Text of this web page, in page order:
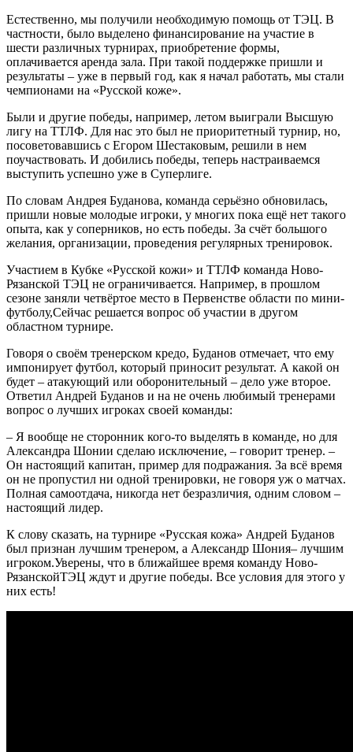
Естественно, мы получили необходимую помощь от ТЭЦ. В
частности, было выделено финансирование на участие в
шести различных турнирах, приобретение формы,
оплачивается аренда зала. При такой поддержке пришли и
результаты – уже в первый год, как я начал работать, мы стали
чемпионами на «Русской коже».
Были и другие победы, например, летом выиграли Высшую
лигу на ТТЛФ. Для нас это был не приоритетный турнир, но,
посоветовавшись с Егором Шестаковым, решили в нем
поучаствовать. И добились победы, теперь настраиваемся
выступить успешно уже в Суперлиге.
По словам Андрея Буданова, команда серьёзно обновилась,
пришли новые молодые игроки, у многих пока ещё нет такого
опыта, как у соперников, но есть победы. За счёт большого
желания, организации, проведения регулярных тренировок.
Участием в Кубке «Русской кожи» и ТТЛФ команда Ново-
Рязанской ТЭЦ не ограничивается. Например, в прошлом
сезоне заняли четвёртое место в Первенстве области по мини-
футболу,Сейчас решается вопрос об участии в другом
областном турнире.
Говоря о своём тренерском кредо, Буданов отмечает, что ему
импонирует футбол, который приносит результат. А какой он
будет – атакующий или оборонительный – дело уже второе.
Ответил Андрей Буданов и на не очень любимый тренерами
вопрос о лучших игроках своей команды:
– Я вообще не сторонник кого-то выделять в команде, но для
Александра Шонии сделаю исключение, – говорит тренер. –
Он настоящий капитан, пример для подражания. За всё время
он не пропустил ни одной тренировки, не говоря уж о матчах.
Полная самоотдача, никогда нет безразличия, одним словом –
настоящий лидер.
К слову сказать, на турнире «Русская кожа» Андрей Буданов
был признан лучшим тренером, а Александр Шония– лучшим
игроком.Уверены, что в ближайшее время команду Ново-
РязанскойТЭЦ ждут и другие победы. Все условия для этого у
них есть!